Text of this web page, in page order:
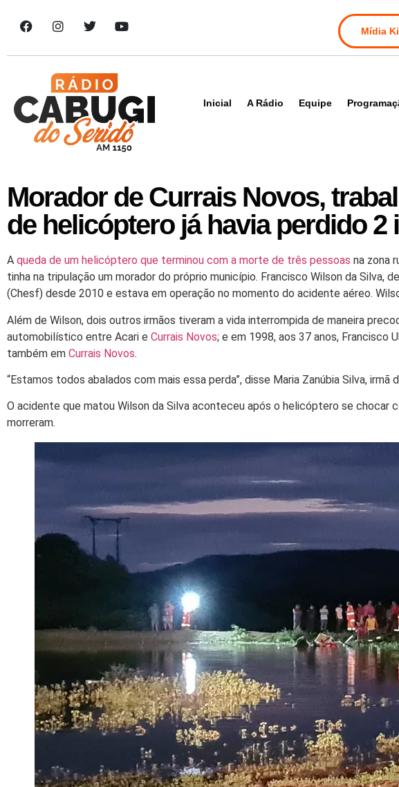
Mídia
Inicial A Rádio Equipe
Morador de Currais Novos,
de helicóptero já havia perdido
A queda de um helicóptero que terminou com a morte de três pessoas na zona
tinha na tripulação um morador do próprio município. Francisco Wilson da Silva,
(Chesf) desde 2010 e estava em operação no momento do acidente aéreo.
Além de Wilson, dois outros irmãos tiveram a vida interrompida de maneira
automobilístico entre Acari e Currais Novos; e em 1998, aos 37 anos, Francisco
também em Currais Novos.
“Estamos todos abalados com mais essa perda”, disse Maria Zanúbia Silva, irmã
O acidente que matou Wilson da Silva aconteceu após o helicóptero se chocar
morreram.